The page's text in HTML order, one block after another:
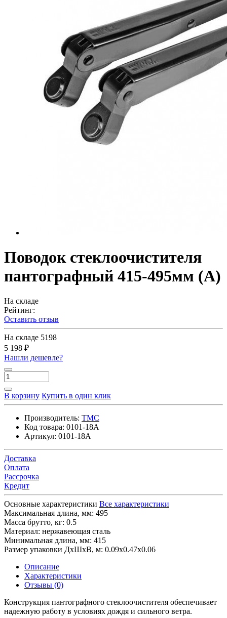
Поводок стеклоочистителя
пантографный 415-495мм (А)
На складе
Рейтинг:
Оставить отзыв
На складе 5198
5 198 ₽
Нашли дешевле?
В корзину Купить в один клик
Производитель: TMC
Код товара: 0101-18A
Артикул: 0101-18A
Доставка
Оплата
Рассрочка
Кредит
Основные характеристики Все характеристики
Максимальная длина, мм: 495
Масса брутто, кг: 0.5
Материал: нержавеющая сталь
Минимальная длина, мм: 415
Размер упаковки ДхШхВ, м: 0.09x0.47x0.06
Описание
Характеристики
Отзывы (0)
Конструкция пантографного стеклоочистителя обеспечивает
надежную работу в условиях дождя и сильного ветра.